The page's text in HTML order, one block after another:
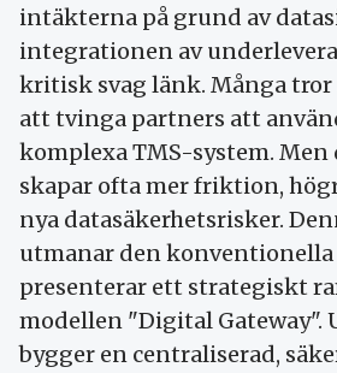
intäkterna på grund av
integrationen av
kritisk svag länk. Många
att tvinga partners att
komplexa TMS-system.
skapar ofta mer friktion,
nya datasäkerhetsrisker.
utmanar den konventionella
presenterar ett strategiskt
modellen "Digital Gateway".
bygger en centraliserad,